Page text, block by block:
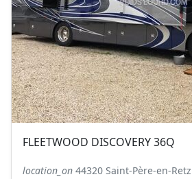
FLEETWOOD DISCOVERY 36Q
location_on 44320 Saint-Père-en-Retz